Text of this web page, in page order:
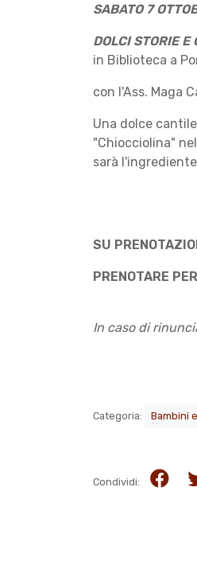
SABATO 7
DOLCI STORIE E
in Biblioteca a
con l'Ass. Maga
Una dolce
"Chiocciolina"
sarà
SU
PRENOTARE
In caso di
Categoria: Bambini
Condividi: